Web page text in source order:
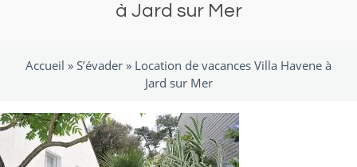
à Jard sur Mer
Accueil » S’évader » Location de vacances Villa Havene à
Jard sur Mer